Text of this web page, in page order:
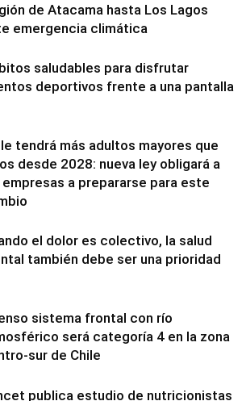
de Atacama hasta Los Lagos
emergencia climática
saludables para disfrutar
deportivos frente a una pantalla
tendrá más adultos mayores que
desde 2028: nueva ley obligará a
empresas a prepararse para este
el dolor es colectivo, la salud
también debe ser una prioridad
sistema frontal con río
será categoría 4 en la zona
sur de Chile
publica estudio de nutricionistas